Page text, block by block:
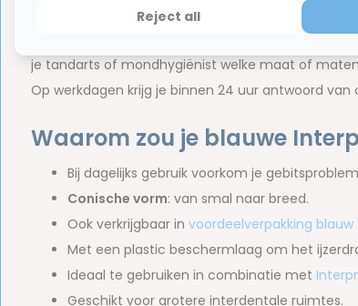
je ervoor dat je alle interdentale ruimtes goed
veroorzaakt. Je moet dus zeker weten dat je
je tandarts of mondhygiënist welke maat of
Op werkdagen krijg je binnen 24 uur antwoord van
Waarom zou je blauwe
Bij dagelijks gebruik voorkom je
Conische vorm: van smal naar breed.
Ook verkrijgbaar in voordeelverpakking blauw
Met een plastic beschermlaag om het
Ideaal te gebruiken in combinatie met
Geschikt voor grotere interdentale ruimtes.
Reject all